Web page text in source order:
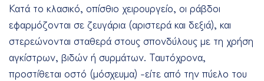
Κατά το κλασικό, οπίσθιο χειρουργείο, οι ράβδοι
εφαρμόζονται σε ζευγάρια (αριστερά και δεξιά), και
στερεώνονται σταθερά στους σπονδύλους με τη χρήση
αγκίστρων, βιδών ή συρμάτων. Ταυτόχρονα,
προστίθεται οστό (μόσχευμα) -είτε από την πύελο του